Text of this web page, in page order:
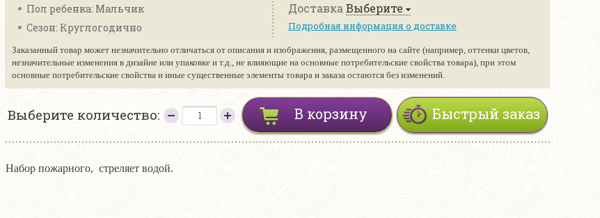
Пол ребенка: Мальчик
Сезон: Круглогодично
Доставка Выберите
Подробная информация о доставке
Заказанный товар может незначительно отличаться от описания и изображения, размещенного на сайте (например, оттенки цветов,
незначительные изменения в дизайне или упаковке и т.д., не влияющие на основные потребительские свойства товара), при этом
основные потребительские свойства и иные существенные элементы товара и заказа остаются без изменений.
Выберите количество: Быстрый заказ
В корзину
Набор пожарного, стреляет водой.